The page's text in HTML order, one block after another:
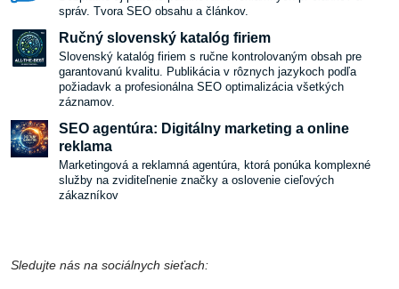
správ. Tvora SEO obsahu a článkov.
Ručný slovenský katalóg firiem
Slovenský katalóg firiem s ručne kontrolovaným obsah pre
garantovanú kvalitu. Publikácia v rôznych jazykoch podľa
požiadavk a profesionálna SEO optimalizácia všetkých
záznamov.
SEO agentúra: Digitálny marketing a online
reklama
Marketingová a reklamná agentúra, ktorá ponúka komplexné
služby na zviditeľnenie značky a oslovenie cieľových
zákazníkov
Sledujte nás na sociálnych sieťach: